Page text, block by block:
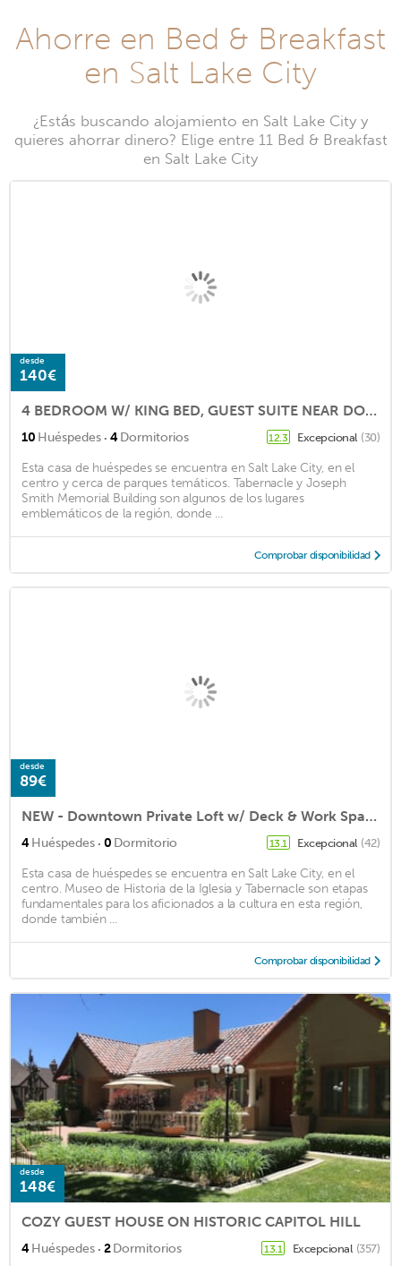
Ahorre en Bed & Breakfast
en Salt Lake City
¿Estás buscando alojamiento en Salt Lake City y
quieres ahorrar dinero? Elige entre 11 Bed & Breakfast
en Salt Lake City
desde
140€
4 BEDROOM W/ KING BED, GUEST SUITE NEAR DOWNTOWN AND AIRPORT
10 Huéspedes · 4Dormitorios 12.3 Excepcional (30)
Esta casa de huéspedes se encuentra en Salt Lake City, en el
centro y cerca de parques temáticos. Tabernacle y Joseph
Smith Memorial Building son algunos de los lugares
emblemáticos de la región, donde ...
Comprobar disponibilidad
desde
89€
NEW - Downtown Private Loft w/ Deck & Work Space
4Huéspedes · 0 Dormitorio 13.1 Excepcional (42)
Esta casa de huéspedes se encuentra en Salt Lake City, en el
centro. Museo de Historia de la Iglesia y Tabernacle son etapas
fundamentales para los aficionados a la cultura en esta región,
donde también ...
Comprobar disponibilidad
desde
148€
COZY GUEST HOUSE ON HISTORIC CAPITOL HILL
4Huéspedes · 2Dormitorios 13.1 Excepcional (357)